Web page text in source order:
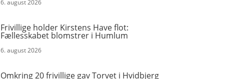
6. august 2026
Frivillige holder Kirstens Have flot:
Fællesskabet blomstrer i Humlum
6. august 2026
Omkring 20 frivillige gav Torvet i Hvidbjerg